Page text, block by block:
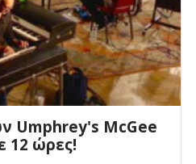
Umphrey's McGee
12 ώρες!